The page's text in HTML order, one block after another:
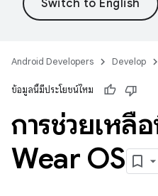
Android Developers Develop
ข้อมูลนี้มีประโยชน์ไหม
การช่วยเหลื
Wear OS